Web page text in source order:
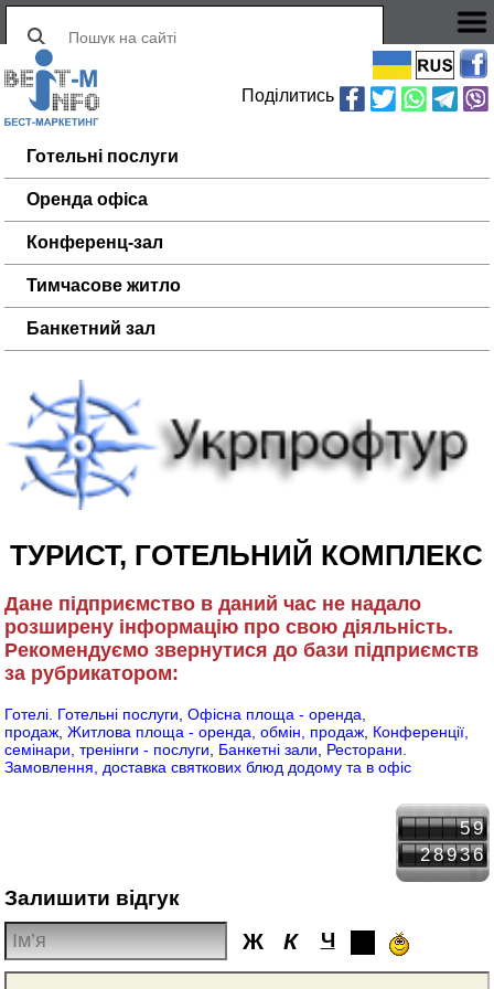
Поділитись
Готельні послуги
Оренда офіса
Конференц-зал
Тимчасове житло
Банкетний зал
ТУРИСТ, ГОТЕЛЬНИЙ КОМПЛЕКС
Дане підприємство в даний час не надало
розширену інформацію про свою діяльність.
Рекомендуємо звернутися до бази підприємств
за рубрикатором:
Готелі. Готельні послуги ,Офісна площа - оренда,
продаж ,Житлова площа - оренда, обмін, продаж Конференції,
семінари, тренінги - послуги
Банкетні зали
Ресторани.
Замовлення, доставка святкових блюд додому та в офіс
59
28936
Залишити відгук
Ж К Ч